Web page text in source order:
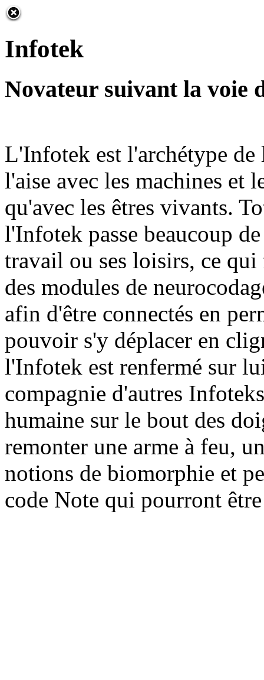
Infotek
Novateur suivant la voie
L'Infotek est l'archétype
l'aise avec les machines et
qu'avec les êtres vivants.
l'Infotek passe beaucoup
travail ou ses loisirs, ce
des modules de
afin d'être connectés en
pouvoir s'y déplacer en
l'Infotek est renfermé sur
compagnie d'autres
humaine sur le bout des
remonter une arme à feu,
notions de biomorphie et
code Note qui pourront